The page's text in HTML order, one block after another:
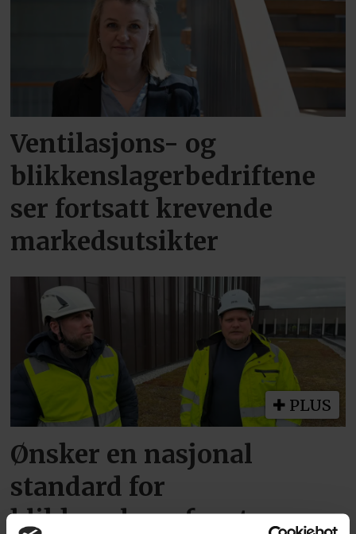
Ventilasjons- og
blikkenslagerbedriftene
ser fortsatt krevende
markedsutsikter
PLUS
Ønsker en nasjonal
standard for
blikkenslagerfaget